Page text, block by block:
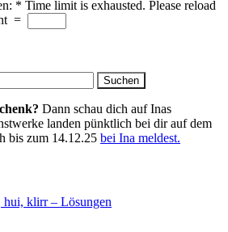
* Time limit is exhausted. Please reload
=
Dann schau dich auf Inas
landen pünktlich bei dir auf dem
bis zum 14.12.25 bei Ina meldest.
hui, klirr – Lösungen